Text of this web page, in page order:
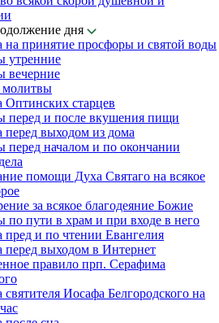
дня
на принятие просфоры и святой воды
утренние
вечерние
молитвы
Оптинских старцев
перед и после вкушения пищи
выходом из дома
перед началом и по окончании
помощи Духа Святаго на всякое
за всякое благодеяние Божие
по пути в храм и при входе в него
и по чтении Евангелия
перед выходом в Интернет
правило прп. Серафима
Иосафа Белгородского на